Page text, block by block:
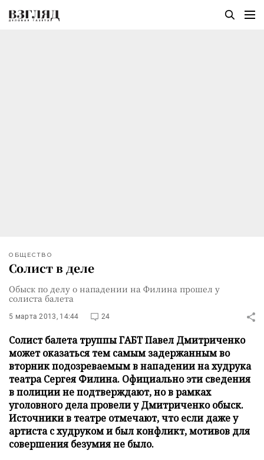
ОБЩЕСТВО
Солист в деле
Обыск по делу о нападении на Филина прошел у
солиста балета
5 марта 2013, 14:44 24
Солист балета труппы ГАБТ Павел Дмитриченко
может оказаться тем самым задержанным во
вторник подозреваемым в нападении на худрука
театра Сергея Филина. Официально эти сведения
в полиции не подтверждают, но в рамках
уголовного дела провели у Дмитриченко обыск.
Источники в театре отмечают, что если даже у
артиста с худруком и был конфликт, мотивов для
совершения безумия не было.